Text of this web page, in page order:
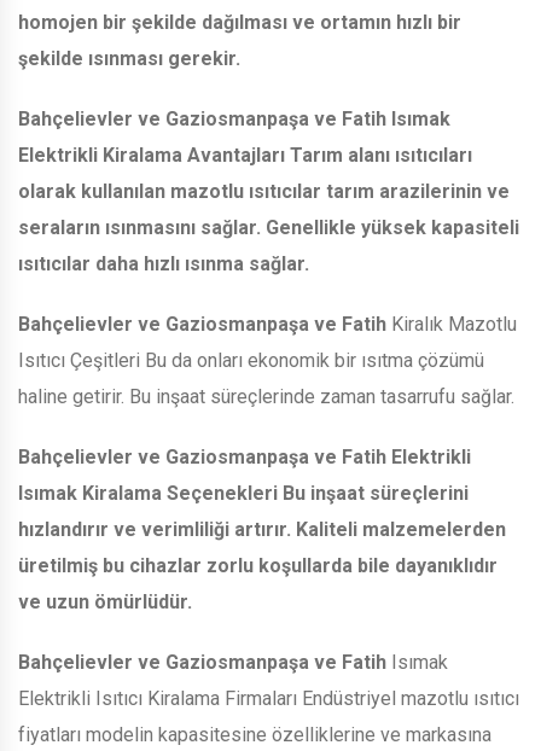
homojen bir şekilde dağılması ve ortamın hızlı bir
şekilde ısınması gerekir.
Bahçelievler ve Gaziosmanpaşa ve Fatih Isımak
Elektrikli Kiralama Avantajları Tarım alanı ısıtıcıları
olarak kullanılan mazotlu ısıtıcılar tarım arazilerinin ve
seraların ısınmasını sağlar. Genellikle yüksek kapasiteli
ısıtıcılar daha hızlı ısınma sağlar.
Bahçelievler ve Gaziosmanpaşa ve Fatih Kiralık Mazotlu
Isıtıcı Çeşitleri Bu da onları ekonomik bir ısıtma çözümü
haline getirir. Bu inşaat süreçlerinde zaman tasarrufu sağlar.
Bahçelievler ve Gaziosmanpaşa ve Fatih Elektrikli
Isımak Kiralama Seçenekleri Bu inşaat süreçlerini
hızlandırır ve verimliliği artırır. Kaliteli malzemelerden
üretilmiş bu cihazlar zorlu koşullarda bile dayanıklıdır
ve uzun ömürlüdür.
Bahçelievler ve Gaziosmanpaşa ve Fatih Isımak
Elektrikli Isıtıcı Kiralama Firmaları Endüstriyel mazotlu ısıtıcı
fiyatları modelin kapasitesine özelliklerine ve markasına